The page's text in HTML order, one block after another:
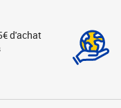
d'achat